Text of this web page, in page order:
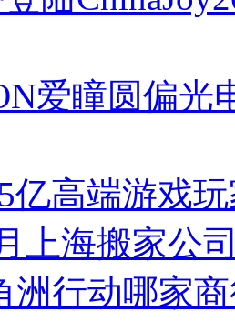
爱瞳圆偏光
亿高端游戏
上海搬家公
洲行动哪家